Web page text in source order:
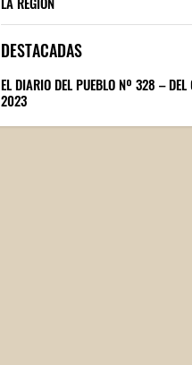
DESTACADAS
EL DIARIO DEL PUEBLO Nº 328 –
2023